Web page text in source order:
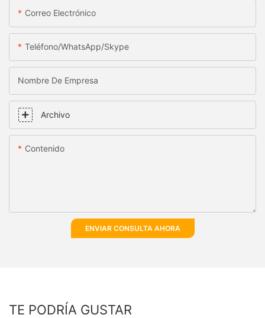
Correo Electrónico
Teléfono/WhatsApp/Skype
Nombre De Empresa
Archivo
Contenido
ENVIAR CONSULTA AHORA
TE PODRÍA GUSTAR